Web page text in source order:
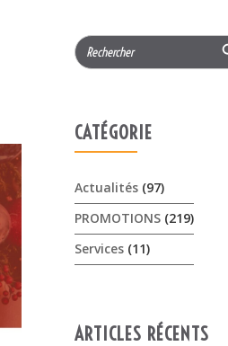
Search
for:
CATÉGORIE
Actualités (97)
PROMOTIONS (219)
Services (11)
ARTICLES RÉCENTS